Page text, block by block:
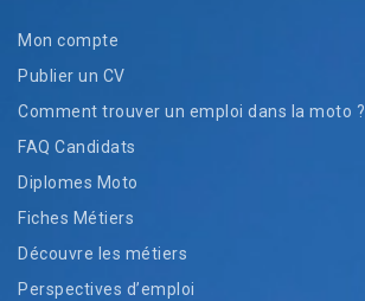
Mon compte
Publier un CV
Comment trouver un emploi dans la moto ?
FAQ Candidats
Diplomes Moto
Fiches Métiers
Découvre les métiers
Perspectives d’emploi